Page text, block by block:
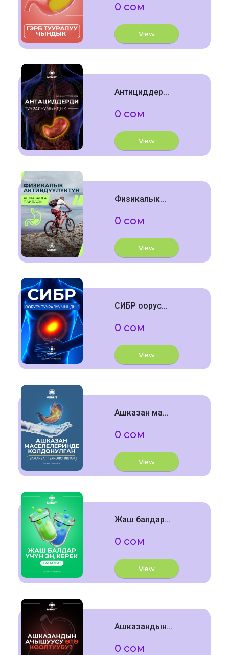
0 сом
View
Антициддер...
0 сом
View
Физикалык...
0 сом
View
СИБР оорус...
0 сом
View
Ашказан ма...
0 сом
View
Жаш балдар...
0 сом
View
Ашказандын...
0 сом